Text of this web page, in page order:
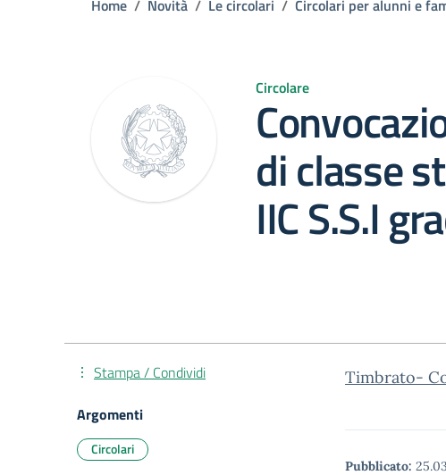
Home Novità Le circolari Circolari per alunni e
Circolare
di classe
IIC S.S.I
Timbrato-
Pubblicato:
Stampa / Condividi
Argomenti
Circolari